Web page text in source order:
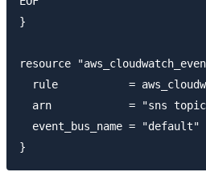
}
resource
rule           =
arn            = "sns
  event_bus_name = "default"